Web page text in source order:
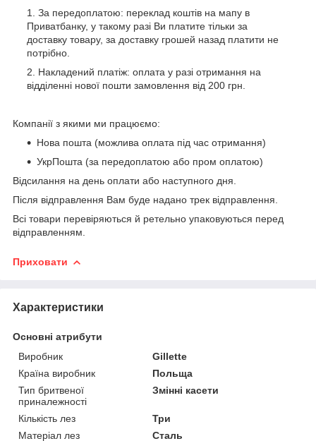
За передоплатою: переклад коштів на мапу в
Приватбанку, у такому разі Ви платите тільки за
доставку товару, за доставку грошей назад платити не
потрібно.
Накладений платіж: оплата у разі отримання на
відділенні нової пошти замовлення від 200 грн.
Компанії з якими ми працюємо:
Нова пошта (можлива оплата під час отримання)
УкрПошта (за передоплатою або пром оплатою)
Відсилання на день оплати або наступного дня.
Після відправлення Вам буде надано трек відправлення.
Всі товари перевіряються й ретельно упаковуються перед
відправленням.
Приховати
Характеристики
Основні атрибути
Виробник
Gillette
Країна виробник
Польща
Тип бритвеної
приналежності
Змінні касети
Кількість лез
Три
Матеріал лез
Сталь